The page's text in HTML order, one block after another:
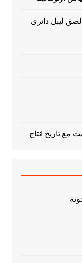
لصق ليبل دائرى
مع تاريخ انتاج